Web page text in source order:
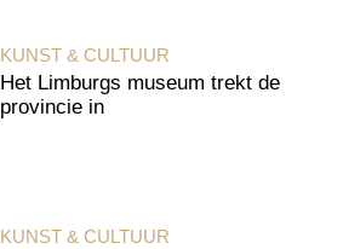
KUNST & CULTUUR
Het Limburgs museum trekt de
provincie in
KUNST & CULTUUR